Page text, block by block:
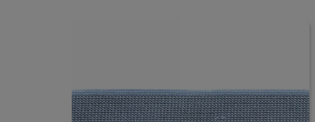
springen